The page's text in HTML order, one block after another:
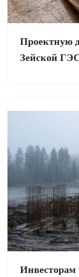
Проектную
Зейской